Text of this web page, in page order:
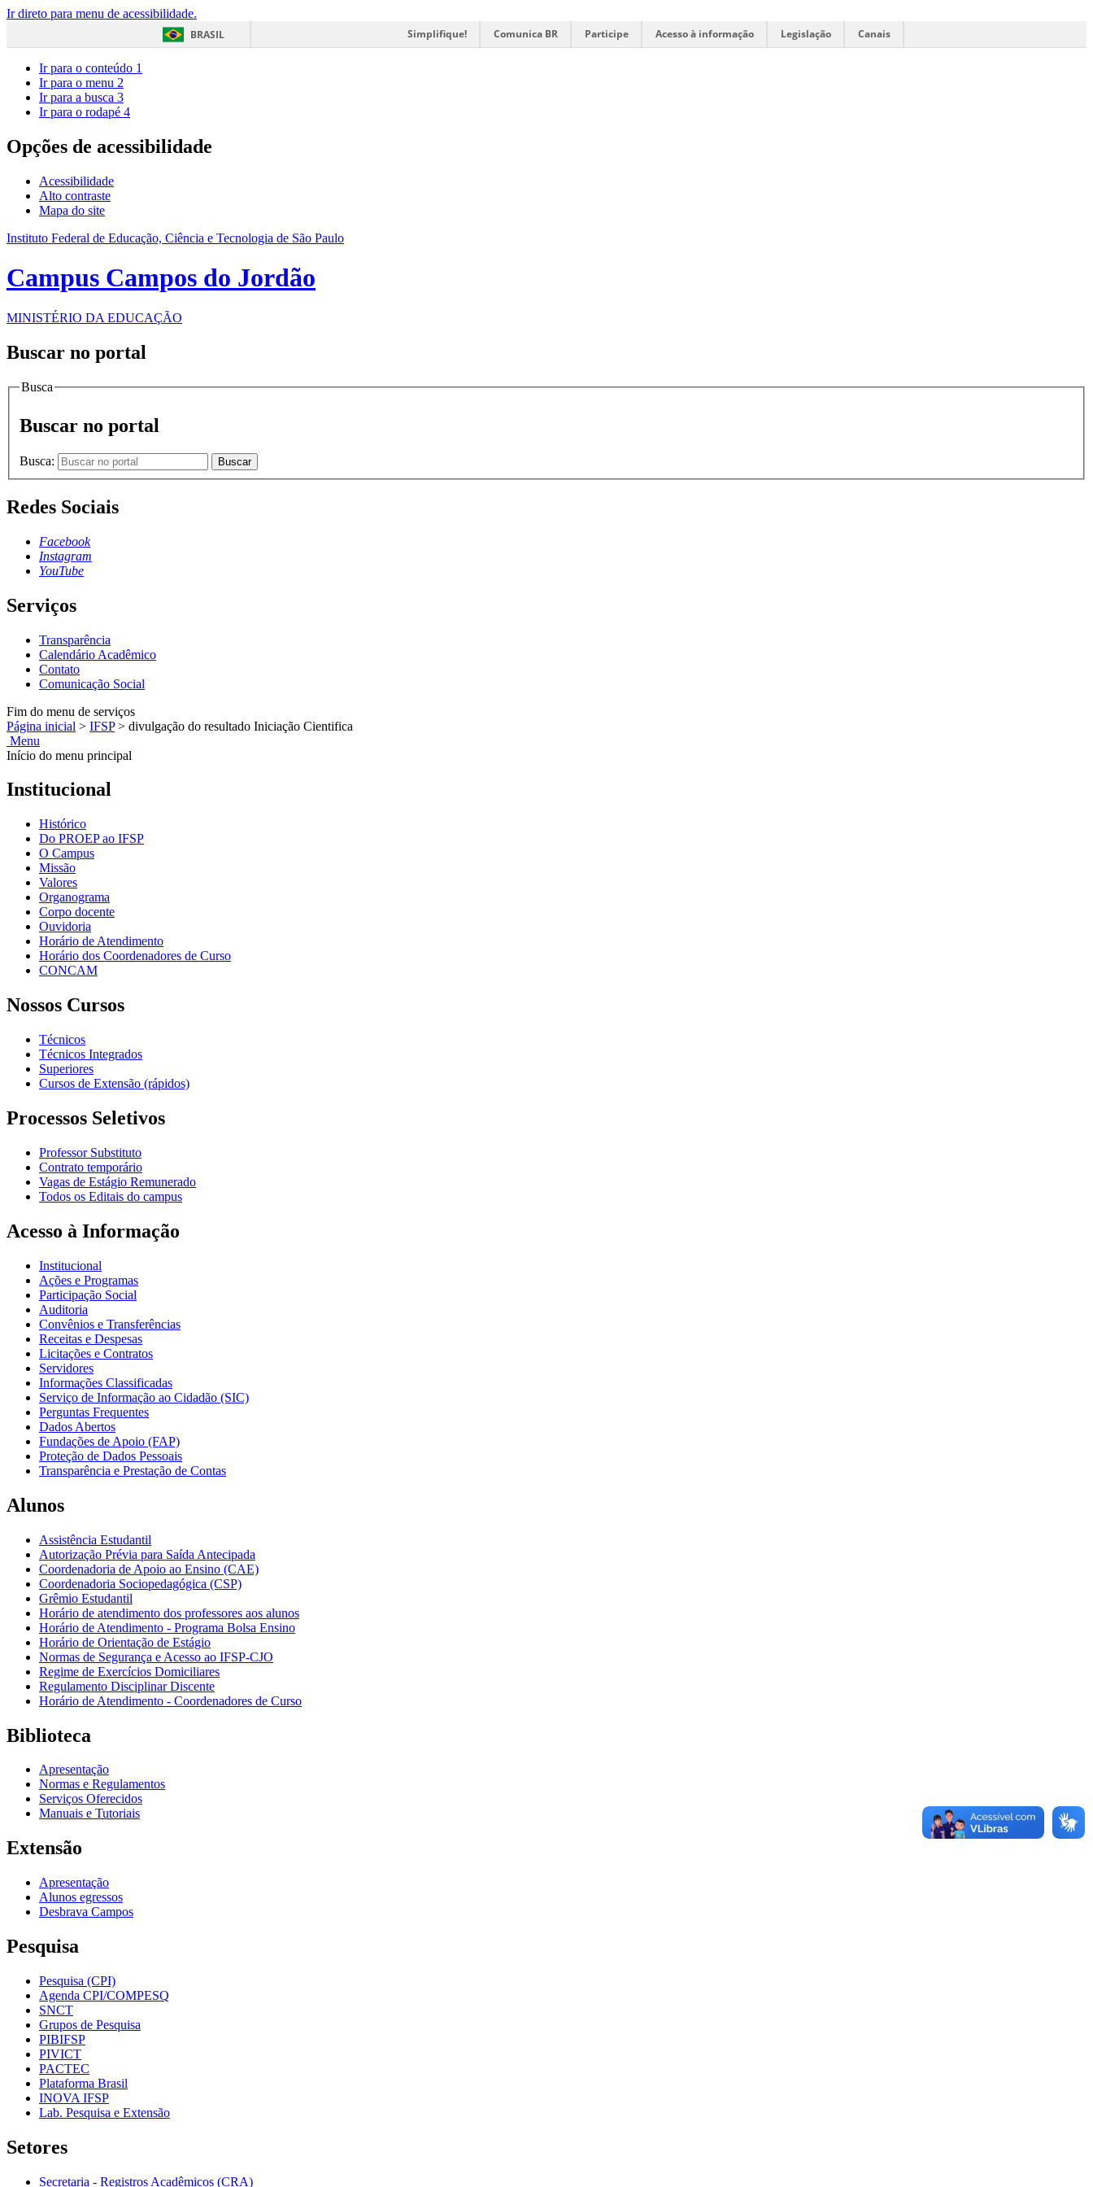
Ir direto para menu de acessibilidade.
BRASIL
Simplifique! Comunica BR Participe Acesso à informação Legislação Canais
Ir para o conteúdo 1
Ir para o menu 2
Ir para a busca 3
Ir para o rodapé 4
Opções de acessibilidade
Acessibilidade
Alto contraste
Mapa do site
Instituto Federal de Educação, Ciência e Tecnologia de São Paulo
Campus Campos do Jordão
MINISTÉRIO DA EDUCAÇÃO
Buscar no portal
Busca
Buscar no portal
Busca: Buscar
Redes Sociais
Facebook
Instagram
YouTube
Serviços
Transparência
Calendário Acadêmico
Contato
Comunicação Social
Fim do menu de serviços
Página inicial > IFSP > divulgação do resultado Iniciação Cientifica
Menu
Início do menu principal
Institucional
Histórico
Do PROEP ao IFSP
O Campus
Missão
Valores
Organograma
Corpo docente
Ouvidoria
Horário de Atendimento
Horário dos Coordenadores de Curso
CONCAM
Nossos Cursos
Técnicos
Técnicos Integrados
Superiores
Cursos de Extensão (rápidos)
Processos Seletivos
Professor Substituto
Contrato temporário
Vagas de Estágio Remunerado
Todos os Editais do campus
Acesso à Informação
Institucional
Ações e Programas
Participação Social
Auditoria
Convênios e Transferências
Receitas e Despesas
Licitações e Contratos
Servidores
Informações Classificadas
Serviço de Informação ao Cidadão (SIC)
Perguntas Frequentes
Dados Abertos
Fundações de Apoio (FAP)
Proteção de Dados Pessoais
Transparência e Prestação de Contas
Alunos
Assistência Estudantil
Autorização Prévia para Saída Antecipada
Coordenadoria de Apoio ao Ensino (CAE)
Coordenadoria Sociopedagógica (CSP)
Grêmio Estudantil
Horário de atendimento dos professores aos alunos
Horário de Atendimento - Programa Bolsa Ensino
Horário de Orientação de Estágio
Normas de Segurança e Acesso ao IFSP-CJO
Regime de Exercícios Domiciliares
Regulamento Disciplinar Discente
Horário de Atendimento - Coordenadores de Curso
Biblioteca
Apresentação
Normas e Regulamentos
Serviços Oferecidos
Manuais e Tutoriais
Extensão
Apresentação
Alunos egressos
Desbrava Campos
Pesquisa
Pesquisa (CPI)
Agenda CPI/COMPESQ
SNCT
Grupos de Pesquisa
PIBIFSP
PIVICT
PACTEC
Plataforma Brasil
INOVA IFSP
Lab. Pesquisa e Extensão
Setores
Secretaria - Registros Acadêmicos (CRA)